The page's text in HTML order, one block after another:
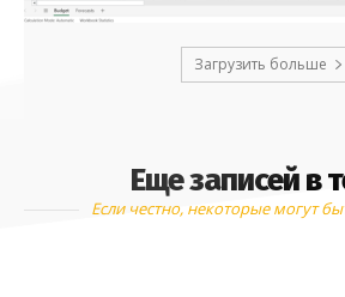
Загрузить больше
Еще записей в
Если честно, некоторые могут